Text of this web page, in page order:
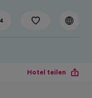
Hotel teilen